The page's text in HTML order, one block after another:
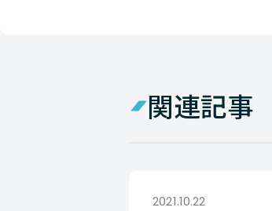
関連記事
2021.10.22